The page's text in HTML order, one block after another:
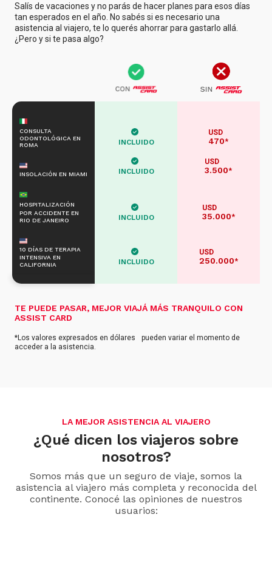
Salís de vacaciones y no parás de hacer planes para esos días
tan esperados en el año. No sabés si es necesario una
asistencia al viajero, te lo querés ahorrar para gastarlo allá.
¿Pero y si te pasa algo?
CONSULTA
ODONTOLÓGICA EN
ROMA
INCLUIDO
USD
470*
INSOLACIÓN EN MIAMI INCLUIDO
USD
3.500*
HOSPITALIZACIÓN
POR ACCIDENTE EN
RIO DE JANEIRO
INCLUIDO
USD
35.000*
10 DÍAS DE TERAPIA
INTENSIVA EN
CALIFORNIA
INCLUIDO
USD
250.000*
TE PUEDE PASAR, MEJOR VIAJÁ MÁS TRANQUILO CON
ASSIST CARD
*Los valores expresados en dólares pueden variar el momento de
acceder a la asistencia.
LA MEJOR ASISTENCIA AL VIAJERO
¿Qué dicen los viajeros sobre
nosotros?
Somos más que un seguro de viaje, somos la
asistencia al viajero más completa y reconocida del
continente. Conocé las opiniones de nuestros
usuarios: